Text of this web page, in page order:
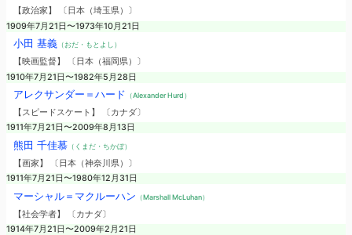
【政治家】 〔日本（埼玉県）〕
1909年7月21日〜1973年10月21日
小田 基義（おだ・もとよし）
【映画監督】 〔日本（福岡県）〕
1910年7月21日〜1982年5月28日
アレクサンダー＝ハード （Alexander Hurd）
【スピードスケート】 〔カナダ〕
1911年7月21日〜2009年8月13日
熊田 千佳慕（くまだ・ちかぼ）
【画家】 〔日本（神奈川県）〕
1911年7月21日〜1980年12月31日
マーシャル＝マクルーハン （Marshall McLuhan）
【社会学者】 〔カナダ〕
1914年7月21日〜2009年2月21日